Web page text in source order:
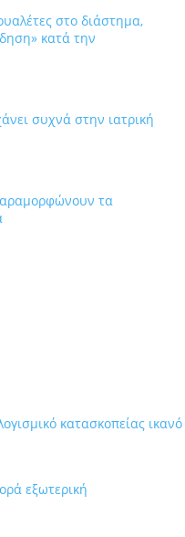
στο διάστημα,
κατά την
συχνά στην ιατρική
τα
κατασκοπείας ικανό
εξωτερική